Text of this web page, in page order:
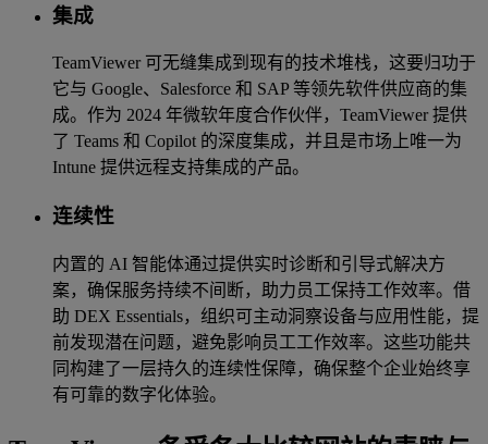
集成
TeamViewer 可无缝集成到现有的技术堆栈，这要归功于
它与 Google、Salesforce 和 SAP 等领先软件供应商的集
成。作为 2024 年微软年度合作伙伴，TeamViewer 提供
了 Teams 和 Copilot 的深度集成，并且是市场上唯一为
Intune 提供远程支持集成的产品。
连续性
内置的 AI 智能体通过提供实时诊断和引导式解决方
案，确保服务持续不间断，助力员工保持工作效率。借
助 DEX Essentials，组织可主动洞察设备与应用性能，提
前发现潜在问题，避免影响员工工作效率。这些功能共
同构建了一层持久的连续性保障，确保整个企业始终享
有可靠的数字化体验。